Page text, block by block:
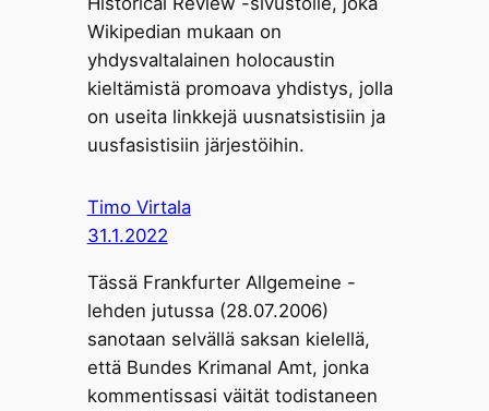
Wikipedian mukaan on
yhdysvaltalainen holocaustin
kieltämistä promoava yhdistys, jolla
on useita linkkejä uusnatsistisiin ja
uusfasistisiin järjestöihin.
Timo Virtala
31.1.2022
Tässä Frankfurter Allgemeine -
lehden jutussa (28.07.2006)
sanotaan selvällä saksan kielellä,
että Bundes Krimanal Amt, jonka
kommentissasi väität todistaneen